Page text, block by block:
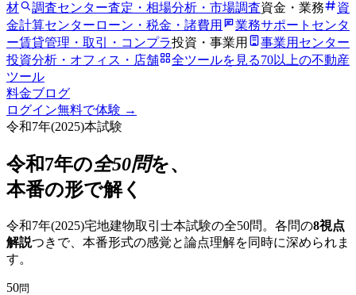
材
調査センター査定・相場分析・市場調査資金・業務
資
金計算センター ローン・税金・諸費用
業務サポートセンタ
ー賃貸管理・取引・コンプラ投資・事業用
事業用センター
投資分析・オフィス・店舗
全ツールを見る70以上の不動産
ツール
料金ブログ
ログイン無料で体験 →
令和7年(2025)本試験
令和7年の全50問を、
本番の形で解く
令和7年(2025)宅地建物取引士本試験の全50問。各問の8視点
解説つきで、本番形式の感覚と論点理解を同時に深められま
す。
50問